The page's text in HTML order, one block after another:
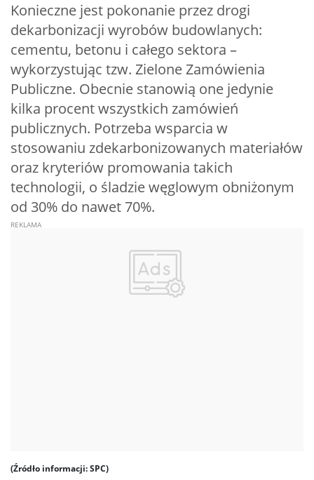
Konieczne jest pokonanie przez drogi
dekarbonizacji wyrobów budowlanych:
cementu, betonu i całego sektora –
wykorzystując tzw. Zielone Zamówienia
Publiczne. Obecnie stanowią one jedynie
kilka procent wszystkich zamówień
publicznych. Potrzeba wsparcia w
stosowaniu zdekarbonizowanych materiałów
oraz kryteriów promowania takich
technologii, o śladzie węglowym obniżonym
od 30% do nawet 70%.
(Źródło informacji: SPC)